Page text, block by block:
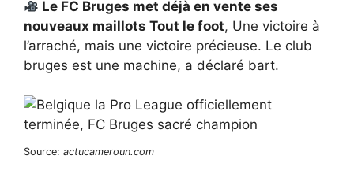
Le FC Bruges met déjà en vente ses
nouveaux maillots Tout le foot, Une victoire à
l’arraché, mais une victoire précieuse. Le club
bruges est une machine, a déclaré bart.
Source: actucameroun.com